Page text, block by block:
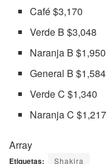
Café $3,170
Verde B $3,048
Naranja B $1,950
General B $1,584
Verde C $1,340
Naranja C $1,217
Array
Etiquetas: Shakira